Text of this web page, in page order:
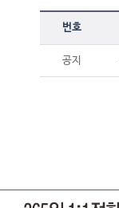
번호
공지